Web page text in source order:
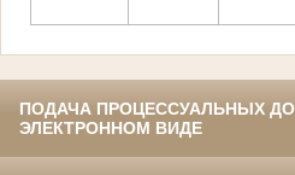
ПОДАЧА ПРОЦЕССУАЛЬНЫХ
ЭЛЕКТРОННОМ ВИДЕ